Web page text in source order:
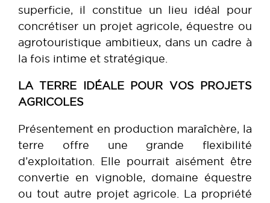
superficie, il constitue un lieu idéal pour
concrétiser un projet agricole, équestre ou
agrotouristique ambitieux, dans un cadre à
la fois intime et stratégique.
LA TERRE IDÉALE POUR VOS PROJETS
AGRICOLES
Présentement en production maraîchère, la
terre offre une grande flexibilité
d’exploitation. Elle pourrait aisément être
convertie en vignoble, domaine équestre
ou tout autre projet agricole. La propriété